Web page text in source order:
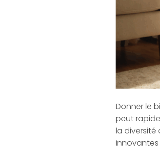
Donner le
peut
la diversité
innovantes